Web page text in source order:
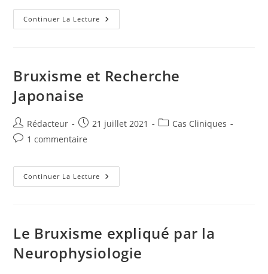
la
publication :
Continuer La Lecture Bruxisme
Et
Bruxisme et Recherche
Japonaise
Auteur/autrice
de
Rédacteur
Publication
publiée :
21 juillet 2021
PostCas Cliniques
Commentaires
la
publication :
1 commentaire
Continuer La Lecture Bruxisme
Et
Le Bruxisme expliqué par la
Neurophysiologie